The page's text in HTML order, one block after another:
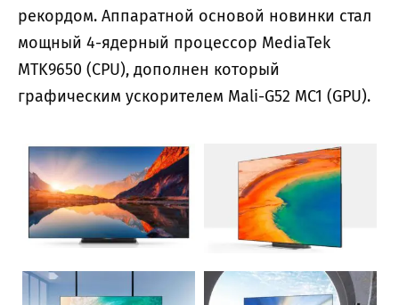
рекордом. Аппаратной основой новинки стал
мощный 4-ядерный процессор MediaTek
MTK9650 (CPU), дополнен который
графическим ускорителем Mali-G52 MC1 (GPU).